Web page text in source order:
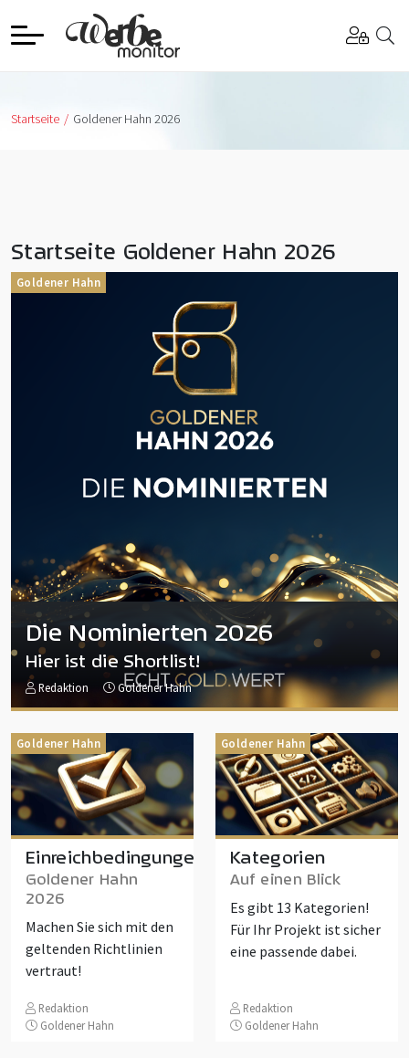
Startseite Goldener Hahn 2026
Startseite Goldener Hahn 2026
Goldener Hahn
Die Nominierten 2026
Hier ist die Shortlist!
Redaktion Goldener Hahn
Goldener Hahn
Einreichbedingungen
Goldener Hahn
2026
Machen Sie sich mit den
geltenden Richtlinien
vertraut!
Redaktion
Goldener Hahn
Goldener Hahn
Kategorien
Auf einen Blick
Es gibt 13 Kategorien!
Für Ihr Projekt ist sicher
eine passende dabei.
Redaktion
Goldener Hahn